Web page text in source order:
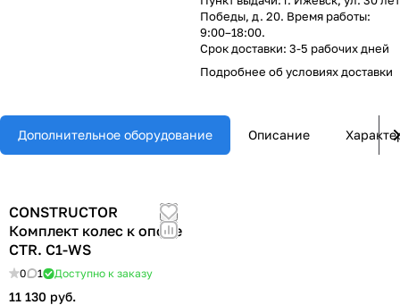
Победы, д. 20. Время работы:
9:00–18:00.
Срок доставки: 3-5 рабочих дней
Подробнее обусловиях доставки
Дополнительное оборудование Описание
CONSTRUCTOR
Комплект колес к опоре
CTR. C1-WS
0 1 Доступно к заказу
11 130 руб.